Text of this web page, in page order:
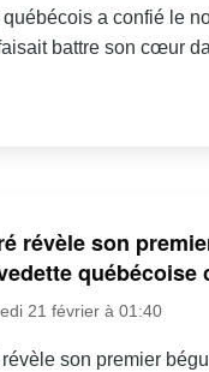
québécois a confié le
battre son cœur
révèle son
québécoise
21 février à 01:40
son premier